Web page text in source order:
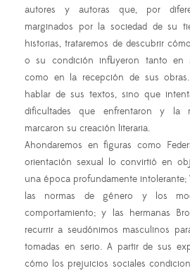
autores y autoras que, por
marginados por la sociedad de su
historias, trataremos de descubrir
o su condición influyeron tanto en
como en la recepción de sus
hablar de sus textos, sino que
dificultades que enfrentaron y la
marcaron su creación literaria.
Ahondaremos en figuras como
orientación sexual lo convirtió en
una época profundamente intolerante;
las normas de género y los
comportamiento; y las hermanas
recurrir a seudónimos masculinos
tomadas en serio. A partir de sus
cómo los prejuicios sociales